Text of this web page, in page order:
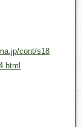
cont/s18